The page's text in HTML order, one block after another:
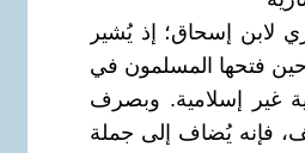
لابن إسحاق؛ إذ يُشير
فتحها المسلمون في
في بيئة دينية غير إسلامية. وبصرف
فإنه يُضاف إلى جملة